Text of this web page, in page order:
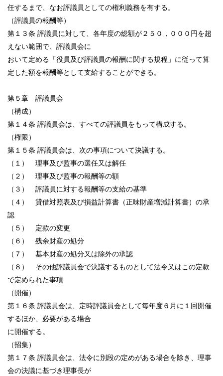
任するまで、なお評議員としての権利義務を有する。
（評議員の報酬等）
第１３条 評議員に対して、各年度の総額が２５０，０００円を超
えない範囲で、評議員会に
おいて定める「役員及び評議員の報酬に関する規程」に従って算
定した額を報酬等として支給することができる。
第５章 評議員会
（構成）
第１４条 評議員会は、すべての評議員をもって構成する。
（権限）
第１５条 評議員会は、次の事項について決議する。
（１） 理事及び監事の選任又は解任
（２） 理事及び監事の報酬等の額
（３） 評議員に対する報酬等の支給の基準
（４） 貸借対照表及び損益計算書（正味財産増減計算書）の承
認
（５） 定款の変更
（６） 残余財産の処分
（７） 基本財産の処分又は除外の承認
（８） その他評議員会で決議するものとして法令又はこの定款
で定められた事項
（開催）
第１６条 評議員会は、定時評議員会として毎年度６月に１回開催
するほか、必要がある場合
に開催する。
（招集）
第１７条 評議員会は、法令に別段の定めがある場合を除き、理事
会の決議に基づき理事長が